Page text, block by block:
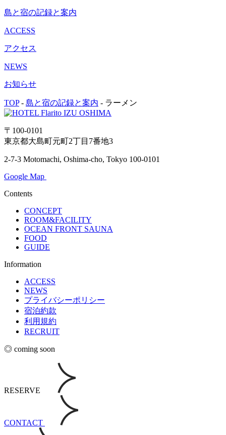
島と宿の記録と案内
ACCESS
アクセス
NEWS
お知らせ
TOP - 島と宿の記録と案内 - ラーメン
〒100-0101
東京都大島町元町2丁目7番地3
2-7-3 Motomachi, Oshima-cho, Tokyo 100-0101
Google Map
Contents
CONCEPT
ROOM&FACILITY
OCEAN FRONT SAUNA
FOOD
GUIDE
Information
ACCESS
NEWS
プライバシーポリシー
宿泊約款
利用規約
RECRUIT
◎ coming soon
RESERVE
CONTACT